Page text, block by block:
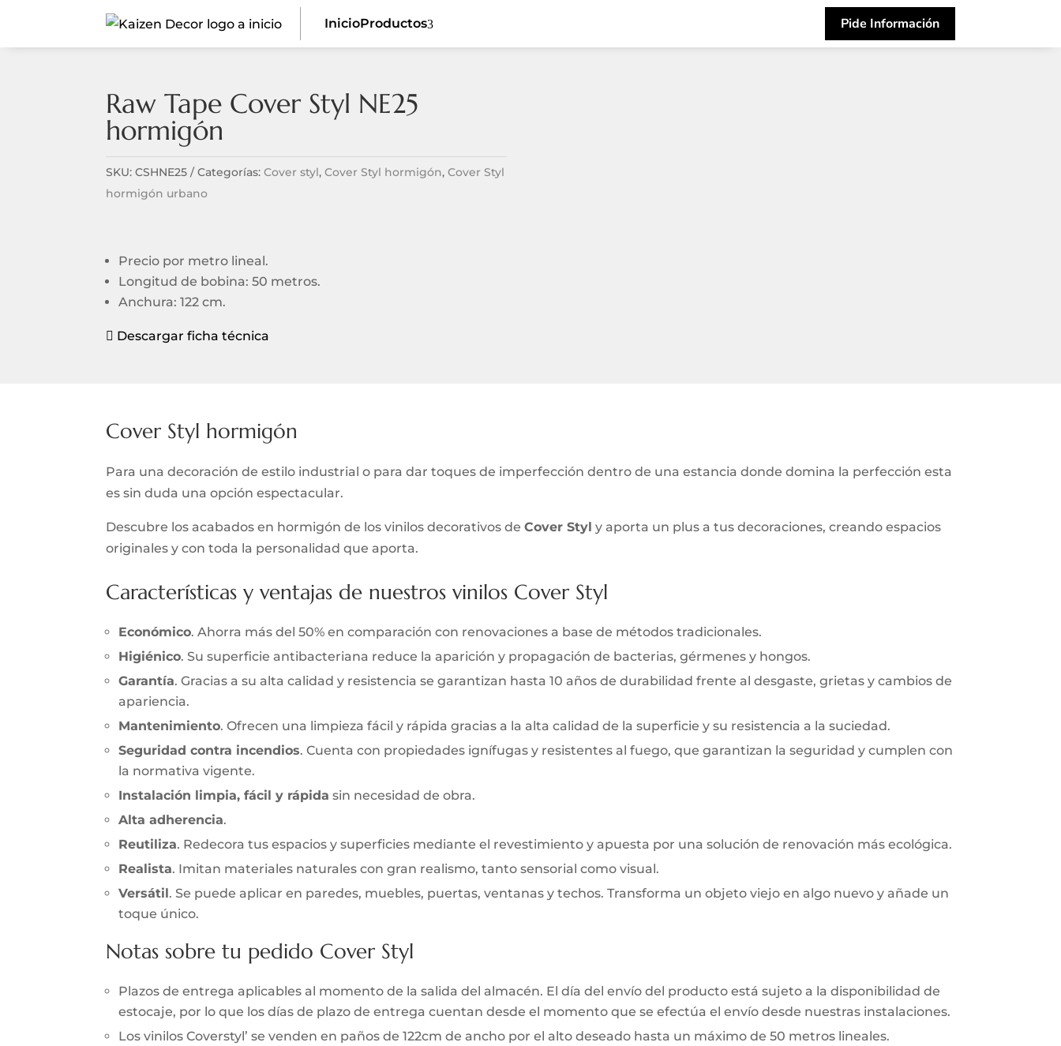
InicioProductos3
Listones de
Pide Información
Raw Tape Cover Styl NE25
hormigón
SKU:CSHNE25 Categorías:Cover styl,Cover Styl hormigón,Cover Styl
hormigón urbano
Precio por metro lineal.
Longitud de bobina: 50 metros.
Anchura: 122 cm.
 Descargar ficha técnica
Cover Styl hormigón
Para una decoración de estilo industrial o para dar toques de imperfección dentro de una estancia donde domina la perfección esta
es sin duda una opción espectacular.
Descubre los acabados en hormigón de los vinilos decorativos deCover Styl y aporta un plus a tus decoraciones, creando espacios
originales y con toda la personalidad que aporta.
Características y ventajas de nuestros vinilos Cover Styl
Económico. Ahorra más del 50% en comparación con renovaciones a base de métodos tradicionales.
Higiénico. Su superficie antibacteriana reduce la aparición y propagación de bacterias, gérmenes y hongos.
Garantía. Gracias a su alta calidad y resistencia se garantizan hasta 10 años de durabilidad frente al desgaste, grietas y cambios de
apariencia.
Mantenimiento. Ofrecen una limpieza fácil y rápida gracias a la alta calidad de la superficie y su resistencia a la suciedad.
Seguridad contra incendios. Cuenta con propiedades ignífugas y resistentes al fuego, que garantizan la seguridad y cumplen con
la normativa vigente.
Instalación limpia, fácil y rápida sin necesidad de obra.
Alta adherencia.
Reutiliza. Redecora tus espacios y superficies mediante el revestimiento y apuesta por una solución de renovación más ecológica.
Realista. Imitan materiales naturales con gran realismo, tanto sensorial como visual.
Versátil . Se puede aplicar en paredes, muebles, puertas, ventanas y techos. Transforma un objeto viejo en algo nuevo y añade un
toque único.
Notas sobre tu pedido Cover Styl
Plazos de entrega aplicables al momento de la salida del almacén. El día del envío del producto está sujeto a la disponibilidad de
estocaje, por lo que los días de plazo de entrega cuentan desde el momento que se efectúa el envío desde nuestras instalaciones.
Los vinilos Coverstyl’ se venden en paños de 122cm de ancho por el alto deseado hasta un máximo de 50 metros lineales.